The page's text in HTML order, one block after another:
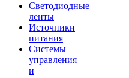
Светодиодные
ленты
Источники
питания
Системы
управления
и